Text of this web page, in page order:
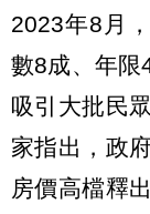
2023年8月
數8成、年限
吸引大批民
家指出，政
房價高檔釋